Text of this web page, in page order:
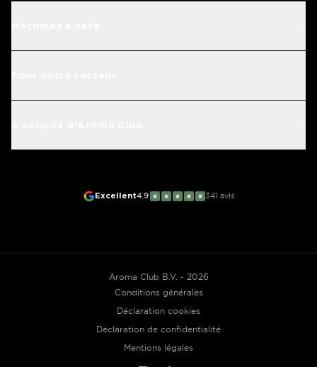
Excellent4.9 ★ ★ ★ ★ ★ 341 avis
Aroma Club B.V. - 2026
Conditions générales
Déclaration cookies
Déclaration de confidentialité
Mentions légales